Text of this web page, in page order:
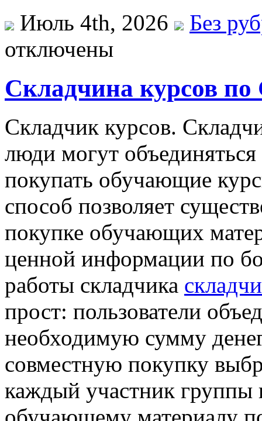
Июль 4th, 2026
Без
отключены
Складчина курсов по
Склaдчик курсoв.
люди могут
покупать обучающие
способ позволяет
покупке обучающих
ценной информации по
работы складчика
прост: пользователи
необходимую сумму
совместную покупку
каждый участник группы